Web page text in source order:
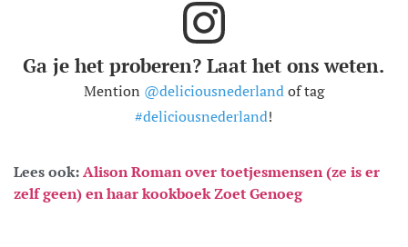
Ga je het proberen? Laat het ons weten.
Mention @deliciousnederlandof tag
#deliciousnederland!
Lees ook:Alison Roman over toetjesmensen (ze is er
zelf geen) en haar kookboek Zoet Genoeg